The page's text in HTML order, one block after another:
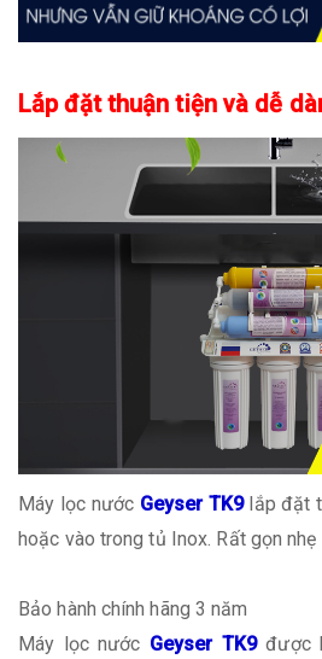
Lắp đặt thuận tiện và dễ
Máy lọc nước Geyser TK9 lắp đặt
hoặc vào trong tủ Inox. Rất gọn nhẹ
Bảo hành chính hãng 3 năm
Máy lọc nước Geyser TK9 được